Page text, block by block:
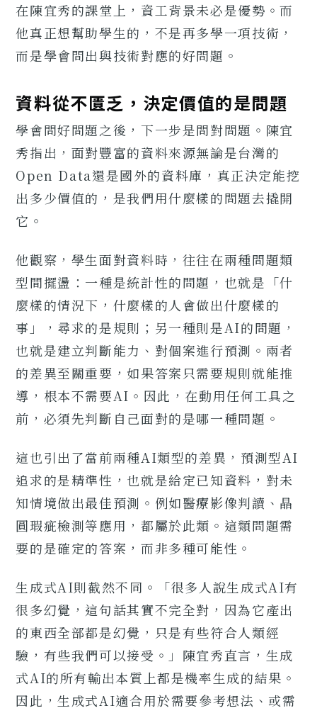
在陳宜秀的課堂上，資工背景未必是優勢。而
他真正想幫助學生的，不是再多學一項技術，
而是學會問出與技術對應的好問題。
資料從不匱乏，決定價值的是問題
學會問好問題之後，下一步是問對問題。陳宜
秀指出，面對豐富的資料來源無論是台灣的
Open Data還是國外的資料庫，真正決定能挖
出多少價值的，是我們用什麼樣的問題去撬開
它。
他觀察，學生面對資料時，往往在兩種問題類
型間擺盪：一種是統計性的問題，也就是「什
麼樣的情況下，什麼樣的人會做出什麼樣的
事」，尋求的是規則；另一種則是AI的問題，
也就是建立判斷能力、對個案進行預測。兩者
的差異至關重要，如果答案只需要規則就能推
導，根本不需要AI。因此，在動用任何工具之
前，必須先判斷自己面對的是哪一種問題。
這也引出了當前兩種AI類型的差異，預測型AI
追求的是精準性，也就是給定已知資料，對未
知情境做出最佳預測。例如醫療影像判讀、晶
圓瑕疵檢測等應用，都屬於此類。這類問題需
要的是確定的答案，而非多種可能性。
生成式AI則截然不同。「很多人說生成式AI有
很多幻覺，這句話其實不完全對，因為它產出
的東西全部都是幻覺，只是有些符合人類經
驗，有些我們可以接受。」陳宜秀直言，生成
式AI的所有輸出本質上都是機率生成的結果。
因此，生成式AI適合用於需要參考想法、或需